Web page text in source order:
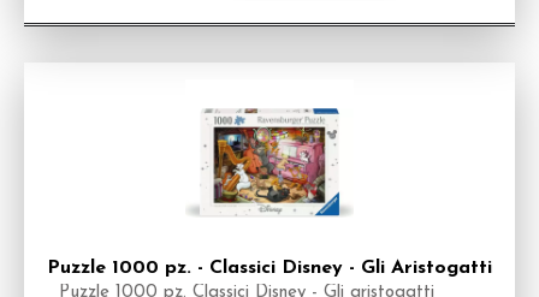
Puzzle 1000 pz. - Classici Disney - Gli Aristogatti
Puzzle 1000 pz. Classici Disney - Gli aristogatti